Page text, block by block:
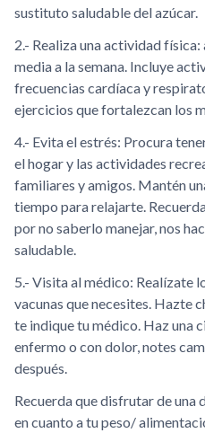
sustituto saludable del azúcar.
2.- Realiza una actividad
media a la semana. Incluye
frecuencias cardíaca y
ejercicios que fortalezcan los
4.- Evita el estrés: Procura
el hogar y las actividades
familiares y amigos. Mantén
tiempo para relajarte.
por no saberlo manejar, nos
saludable.
5.- Visita al médico: Realízate
vacunas que necesites. Hazte
te indique tu médico. Haz una
enfermo o con dolor, notes
después.
Recuerda que disfrutar de una
en cuanto a tu peso/